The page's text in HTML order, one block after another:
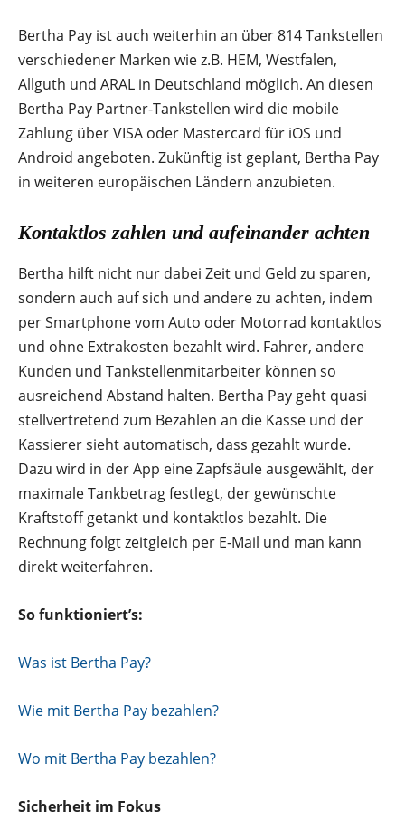
Bertha Pay ist auch weiterhin an über 814 Tankstellen
verschiedener Marken wie z.B. HEM, Westfalen,
Allguth und ARAL in Deutschland möglich. An diesen
Bertha Pay Partner-Tankstellen wird die mobile
Zahlung über VISA oder Mastercard für iOS und
Android angeboten. Zukünftig ist geplant, Bertha Pay
in weiteren europäischen Ländern anzubieten.
Kontaktlos zahlen und aufeinander achten
Bertha hilft nicht nur dabei Zeit und Geld zu sparen,
sondern auch auf sich und andere zu achten, indem
per Smartphone vom Auto oder Motorrad kontaktlos
und ohne Extrakosten bezahlt wird. Fahrer, andere
Kunden und Tankstellenmitarbeiter können so
ausreichend Abstand halten. Bertha Pay geht quasi
stellvertretend zum Bezahlen an die Kasse und der
Kassierer sieht automatisch, dass gezahlt wurde.
Dazu wird in der App eine Zapfsäule ausgewählt, der
maximale Tankbetrag festlegt, der gewünschte
Kraftstoff getankt und kontaktlos bezahlt. Die
Rechnung folgt zeitgleich per E-Mail und man kann
direkt weiterfahren.
So funktioniert’s:
Was ist Bertha Pay?
Wie mit Bertha Pay bezahlen?
Wo mit Bertha Pay bezahlen?
Sicherheit im Fokus